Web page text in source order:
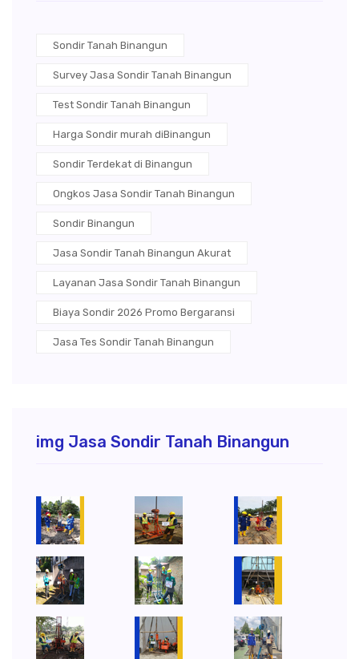
Sondir Tanah Binangun
Survey Jasa Sondir Tanah Binangun
Test Sondir Tanah Binangun
Harga Sondir murah diBinangun
Sondir Terdekat di Binangun
Ongkos Jasa Sondir Tanah Binangun
Sondir Binangun
Jasa Sondir Tanah Binangun Akurat
Layanan Jasa Sondir Tanah Binangun
Biaya Sondir 2026 Promo Bergaransi
Jasa Tes Sondir Tanah Binangun
img Jasa Sondir Tanah Binangun